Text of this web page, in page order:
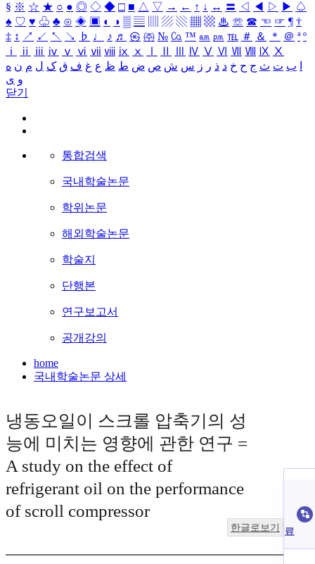
§ ※ ☆ ★ ○ ● ◎ ◇ ◆ □ ■ △ ▽ → ← ↑ ↓ ↔ 〓 ◁ ◀ ▷ ▶ ♤
♠ ♡ ♥ ♧ ♣ ⊙ ◈ ▣ ◐ ◑ ▒ ▤ ▨ ▧ ▦ ▩ ♨ ☏ ☎ ☜ ☞ ¶ †
‡ ↕ ↗ ↙ ↖ ↘ ♭ ♩ ♪ ♬ ㉿ ㈜ № ㏇ ™ ㏂ ㏘ ℡ ＃ ＆ ＊ ＠ ª º
ⅰ
ⅱ ⅲ ⅳ ⅴ ⅵ ⅶ ⅷ ⅸ ⅹ Ⅳ Ⅴ Ⅵ Ⅶ Ⅷ Ⅸ Ⅹ
ب ت ث ج ح خ د ذ ر ز س ش ص ض ط ظ ع غ ف ق ک ل م ن ه
و ی
닫기
통합검색
국내학술논문
학위논문
해외학술논문
학술지
단행본
연구보고서
공개강의
home
국내학술논문 상세
냉동오일이 스크롤 압축기의 성
능에 미치는 영향에 관한 연구 =
A study on the effect of
refrigerant oil on the performance
of scroll compressor
한글로보기 료